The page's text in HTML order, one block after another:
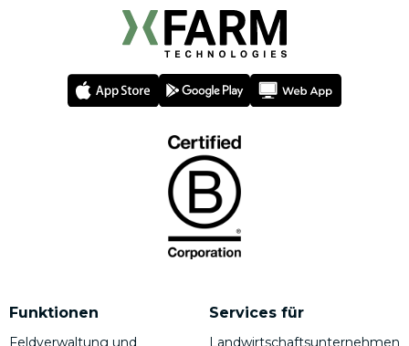
Funktionen
Feldverwaltung und
Services für
Landwirtschaftsunternehmen